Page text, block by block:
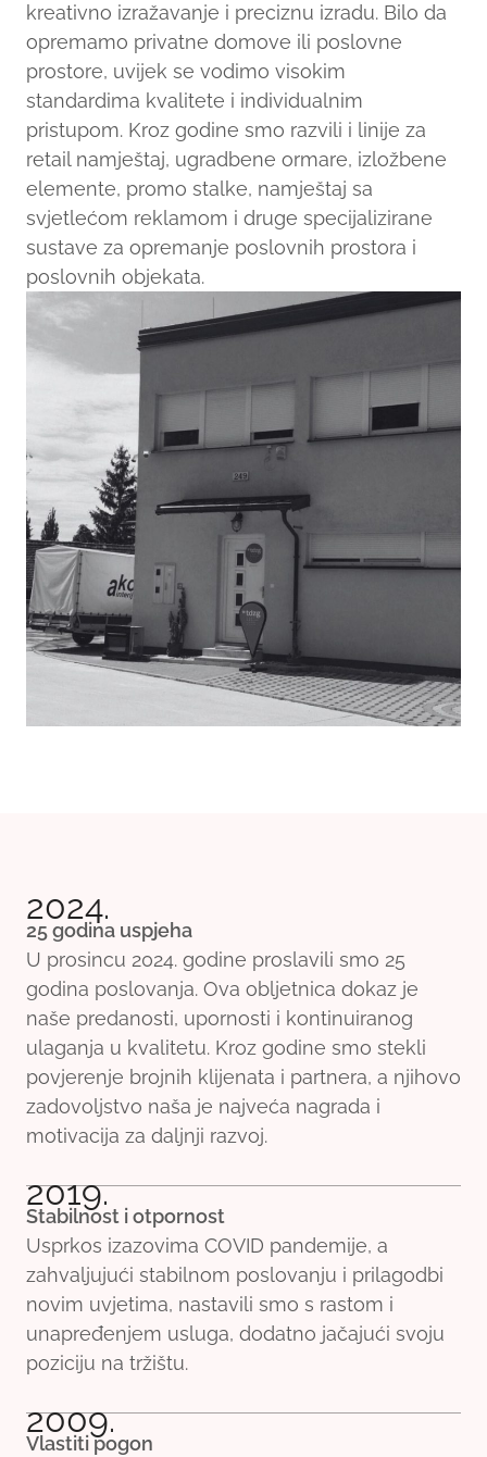
kreativno izražavanje i preciznu izradu. Bilo da
opremamo privatne domove ili poslovne
prostore, uvijek se vodimo visokim
standardima kvalitete i individualnim
pristupom. Kroz godine smo razvili i linije za
retail namještaj, ugradbene ormare, izložbene
elemente, promo stalke, namještaj sa
svjetlećom reklamom i druge specijalizirane
sustave za opremanje poslovnih prostora i
poslovnih objekata.
2024.
25 godina uspjeha
U prosincu 2024. godine proslavili smo 25
godina poslovanja. Ova obljetnica dokaz je
naše predanosti, upornosti i kontinuiranog
ulaganja u kvalitetu. Kroz godine smo stekli
povjerenje brojnih klijenata i partnera, a njihovo
zadovoljstvo naša je najveća nagrada i
motivacija za daljnji razvoj.
2019.
Stabilnost i otpornost
Usprkos izazovima COVID pandemije, a
zahvaljujući stabilnom poslovanju i prilagodbi
novim uvjetima, nastavili smo s rastom i
unapređenjem usluga, dodatno jačajući svoju
poziciju na tržištu.
2009.
Vlastiti pogon